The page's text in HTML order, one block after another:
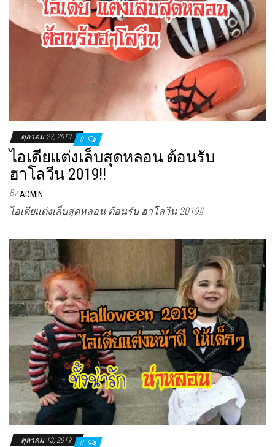
ตุลาคม 27, 2019 0
ไอเดียแต่งเล็บสุดหลอน ต้อนรับ
ฮาโลวีน 2019!!
By ADMIN
ไอเดียแต่งเล็บสุดหลอน ต้อนรับ ฮาโลวีน 2019!!
ตุลาคม 13, 2019 0